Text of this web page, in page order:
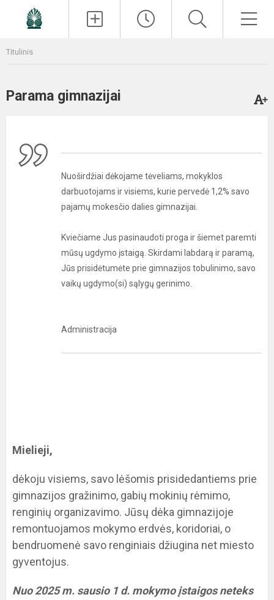
Titulinis
Parama gimnazijai
Nuoširdžiai dėkojame tėveliams, mokyklos
darbuotojams ir visiems, kurie pervedė 1,2% savo
pajamų mokesčio dalies gimnazijai.
Kviečiame Jus pasinaudoti proga ir šiemet paremti
mūsų ugdymo įstaigą. Skirdami labdarą ir paramą,
Jūs prisidėtumėte prie gimnazijos tobulinimo, savo
vaikų ugdymo(si) sąlygų gerinimo.
Administracija
Mielieji,
dėkoju visiems, savo lėšomis prisidedantiems prie
gimnazijos gražinimo, gabių mokinių rėmimo,
renginių organizavimo. Jūsų dėka gimnazijoje
remontuojamos mokymo erdvės, koridoriai, o
bendruomenė savo renginiais džiugina net miesto
gyventojus.
Nuo 2025 m. sausio 1 d. mokymo įstaigos neteks